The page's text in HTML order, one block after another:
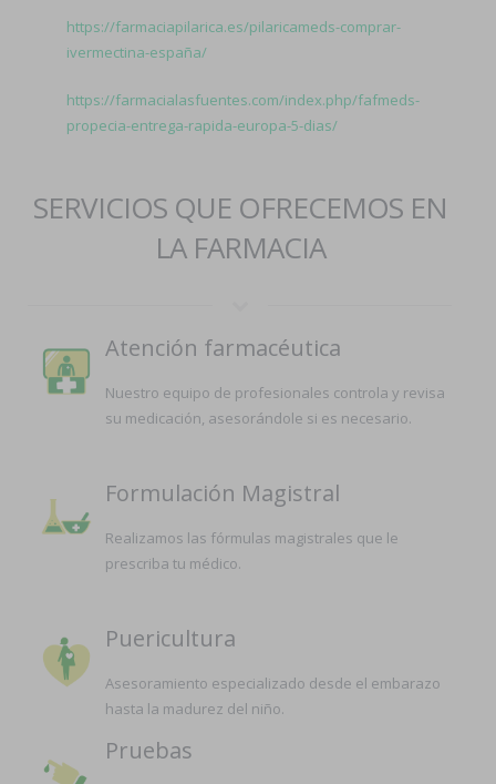
https://farmaciapilarica.es/pilaricameds-comprar-
ivermectina-españa/
https://farmacialasfuentes.com/index.php/fafmeds-
propecia-entrega-rapida-europa-5-dias/
SERVICIOS QUE OFRECEMOS EN
LA FARMACIA
Atención farmacéutica
Nuestro equipo de profesionales controla y revisa
su medicación, asesorándole si es necesario.
Formulación Magistral
Realizamos las fórmulas magistrales que le
prescriba tu médico.
Puericultura
Asesoramiento especializado desde el embarazo
hasta la madurez del niño.
Pruebas